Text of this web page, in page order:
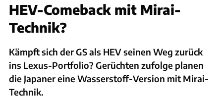
HEV-Comeback mit Mirai-
Technik?
Kämpft sich der GS als HEV seinen Weg zurück
ins Lexus-Portfolio? Gerüchten zufolge planen
die Japaner eine Wasserstoff-Version mit Mirai-
Technik.